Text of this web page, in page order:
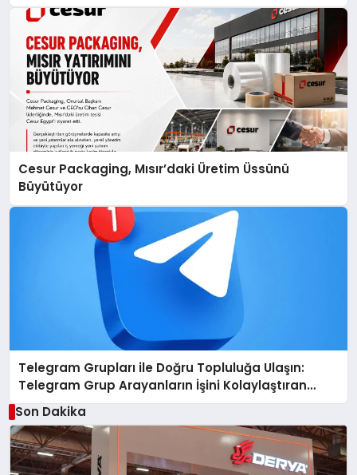
Cesur Packaging, Mısır’daki Üretim Üssünü
Büyütüyor
Telegram Grupları ile Doğru Topluluğa Ulaşın:
Telegram Grup Arayanların İşini Kolaylaştıran
Çözüm
Son Dakika